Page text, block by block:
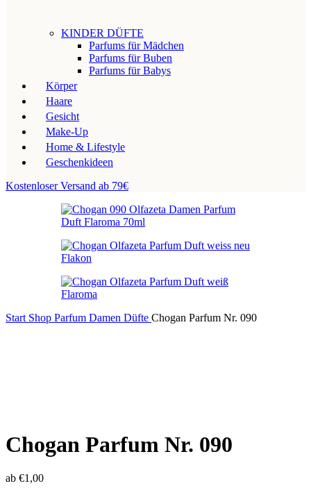
KINDER DÜFTE
Parfums für Mädchen
Parfums für Buben
Parfums für Babys
Körper
Haare
Gesicht
Make-Up
Home & Lifestyle
Geschenkideen
Kostenloser Versand ab 79€
Start Shop Parfum Damen Düfte Chogan Parfum Nr. 090
Chogan Parfum Nr. 090
ab €1,00